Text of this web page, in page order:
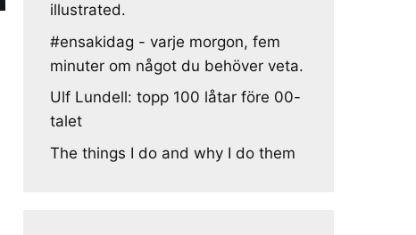
illustrated.
#ensakidag - varje morgon, fem
minuter om något du behöver veta.
Ulf Lundell: topp 100 låtar före 00-
talet
The things I do and why I do them